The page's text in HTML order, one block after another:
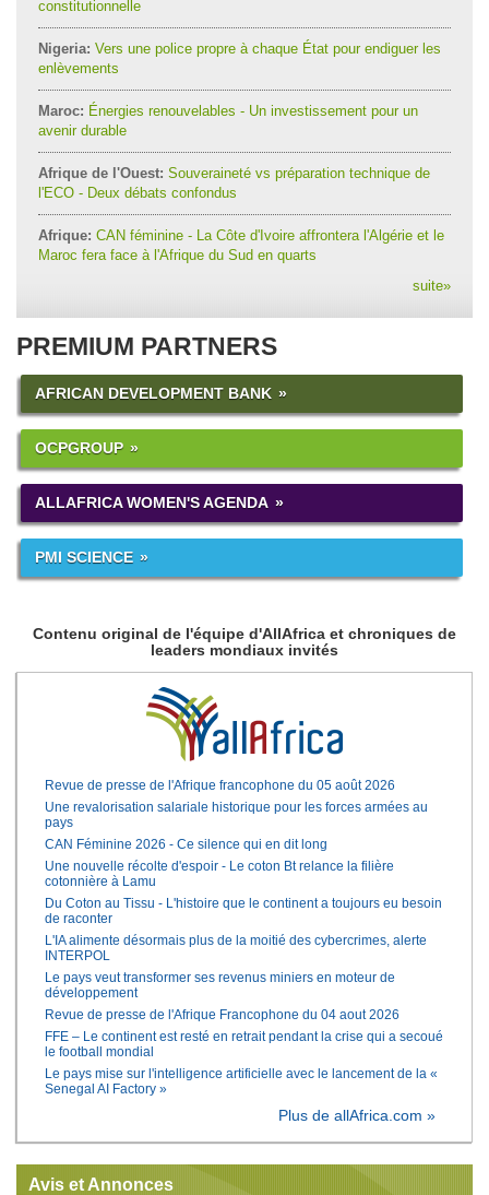
constitutionnelle
Nigeria: Vers une police propre à chaque État pour endiguer les
enlèvements
Maroc: Énergies renouvelables - Un investissement pour un
avenir durable
Afrique de l'Ouest: Souveraineté vs préparation technique de
l'ECO - Deux débats confondus
Afrique: CAN féminine - La Côte d'Ivoire affrontera l'Algérie et le
Maroc fera face à l'Afrique du Sud en quarts
suite»
PREMIUM PARTNERS
AFRICAN DEVELOPMENT BANK
OCPGROUP
ALLAFRICA WOMEN'S AGENDA
PMI SCIENCE
Contenu original de l'équipe d'AllAfrica et chroniques de
leaders mondiaux invités
Revue de presse de l'Afrique francophone du 05 août 2026
Une revalorisation salariale historique pour les forces armées au
pays
CAN Féminine 2026 - Ce silence qui en dit long
Une nouvelle récolte d'espoir - Le coton Bt relance la filière
cotonnière à Lamu
Du Coton au Tissu - L'histoire que le continent a toujours eu besoin
de raconter
L'IA alimente désormais plus de la moitié des cybercrimes, alerte
INTERPOL
Le pays veut transformer ses revenus miniers en moteur de
développement
Revue de presse de l'Afrique Francophone du 04 aout 2026
FFE – Le continent est resté en retrait pendant la crise qui a secoué
le football mondial
Le pays mise sur l'intelligence artificielle avec le lancement de la «
Senegal AI Factory »
Plus de allAfrica.com »
Avis et Annonces